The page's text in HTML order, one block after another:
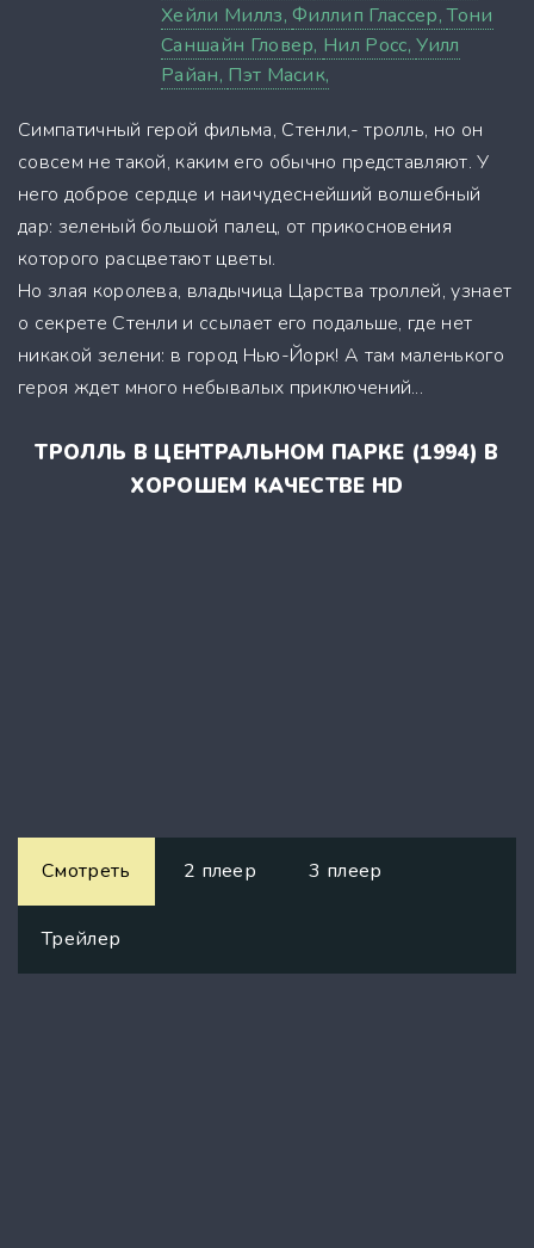
Хейли Миллз,Филлип Глассер,Тони
Саншайн Гловер, Нил Росс,Уилл
Райан, Пэт Масик,
Симпатичный герой фильма, Стенли,- тролль, но он
совсем не такой, каким его обычно представляют. У
него доброе сердце и наичудеснейший волшебный
дар: зеленый большой палец, от прикосновения
которого расцветают цветы.
Но злая королева, владычица Царства троллей, узнает
о секрете Стенли и ссылает его подальше, где нет
никакой зелени: в город Нью-Йорк! А там маленького
героя ждет много небывалых приключений...
ТРОЛЛЬ В ЦЕНТРАЛЬНОМ ПАРКЕ (1994) В
ХОРОШЕМ КАЧЕСТВЕ HD
Смотреть 2 плеер 3 плеер
Трейлер